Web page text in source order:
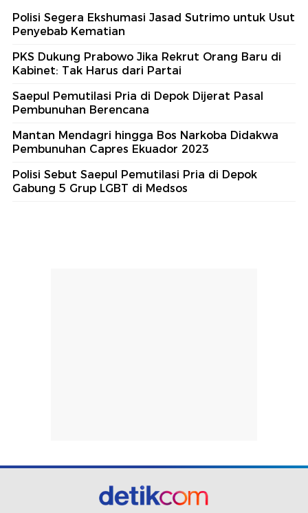
Polisi Segera Ekshumasi Jasad Sutrimo untuk Usut
Penyebab Kematian
PKS Dukung Prabowo Jika Rekrut Orang Baru di
Kabinet: Tak Harus dari Partai
Saepul Pemutilasi Pria di Depok Dijerat Pasal
Pembunuhan Berencana
Mantan Mendagri hingga Bos Narkoba Didakwa
Pembunuhan Capres Ekuador 2023
Polisi Sebut Saepul Pemutilasi Pria di Depok
Gabung 5 Grup LGBT di Medsos